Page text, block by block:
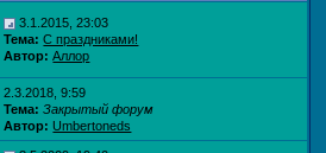
3.1.2015, 23:03
Тема: С праздниками!
Автор: Аллор
2.3.2018, 9:59
Тема: Закрытый форум
Автор: Umbertoneds